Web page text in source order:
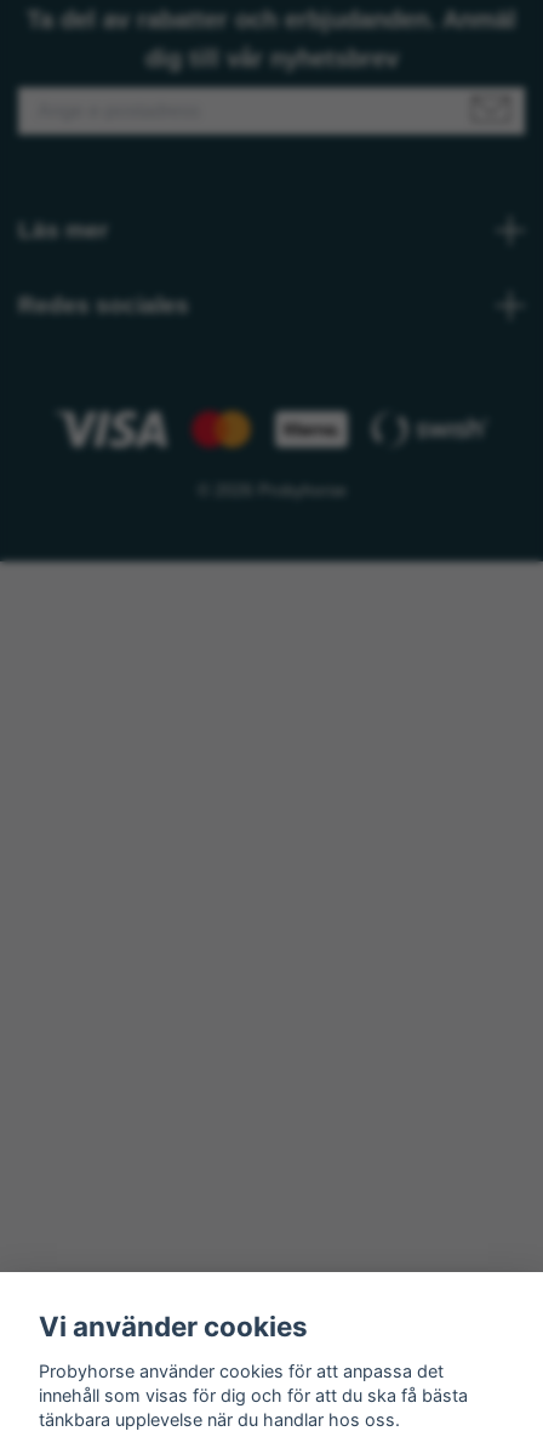
Ta del av rabatter och erbjudanden. Anmäl
dig till vår nyhetsbrev
Läs mer
Redes sociales
Vi använder cookies
Probyhorse använder cookies för att anpassa det
innehåll som visas för dig och för att du ska få bästa
tänkbara upplevelse när du handlar hos oss.